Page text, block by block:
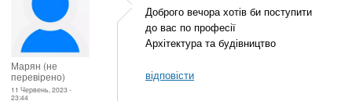
Марян (не
перевірено)
11 Червень, 2023 -
23:44
Доброго вечора хотів би поступити
до вас по професії
Архітектура та будівництво
відповісти